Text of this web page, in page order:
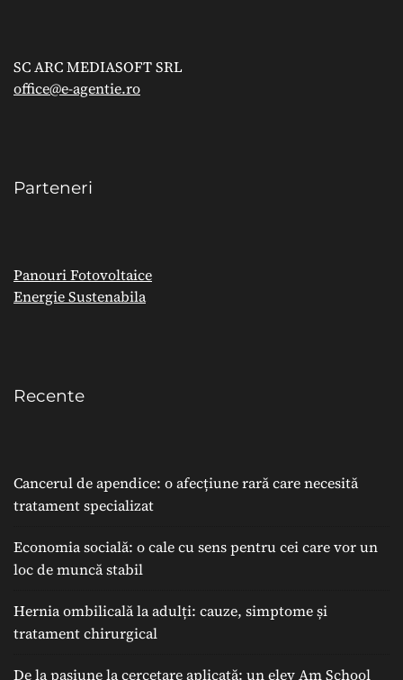
SC ARC MEDIASOFT SRL
office@e-agentie.ro
Parteneri
Panouri Fotovoltaice
Energie Sustenabila
Recente
Cancerul de apendice: o afecțiune rară care necesită
tratament specializat
Economia socială: o cale cu sens pentru cei care vor un
loc de muncă stabil
Hernia ombilicală la adulți: cauze, simptome și
tratament chirurgical
De la pasiune la cercetare aplicată: un elev Am School